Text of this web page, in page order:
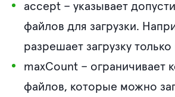
accept – указывает
файлов для загрузки.
разрешает загрузку
maxCount – ограничивает
файлов, которые можно